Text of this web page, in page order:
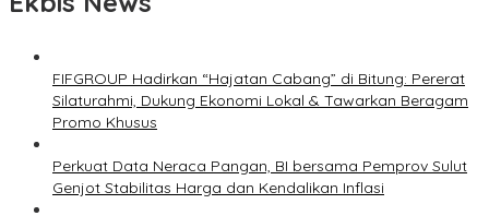
FIFGROUP Hadirkan “Hajatan Cabang” di Bitung: Pererat
Silaturahmi, Dukung Ekonomi Lokal & Tawarkan Beragam
Promo Khusus
Perkuat Data Neraca Pangan, BI bersama Pemprov Sulut
Genjot Stabilitas Harga dan Kendalikan Inflasi